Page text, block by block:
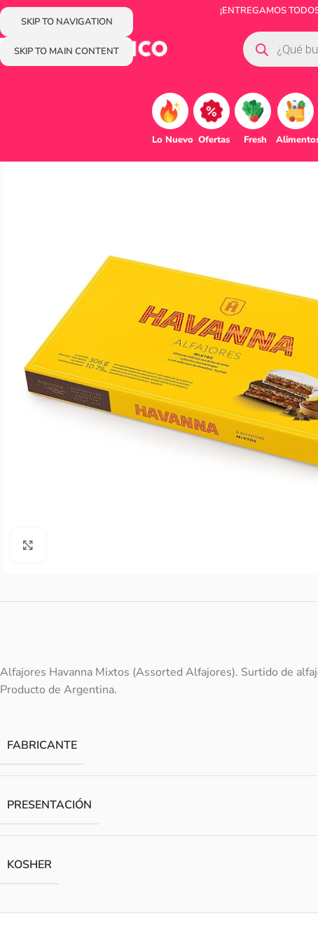
SKIP TO NAVIGATION
SKIP TO MAIN CONTENT
¡ENTREGAMOS
Lo Nuevo Ofertas Fresh
Alfajores Havanna Mixtos (Assorted Alfajores). Surtido de
Producto de Argentina.
FABRICANTE
PRESENTACIÓN
KOSHER